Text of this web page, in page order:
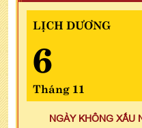
LỊCH DƯƠNG
6
Tháng 11
NGÀY KHÔNG XẤU